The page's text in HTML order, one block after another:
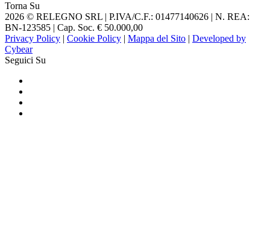
Torna Su
2026 © RELEGNO SRL | P.IVA/C.F.: 01477140626 | N. REA:
BN-123585 | Cap. Soc. € 50.000,00
Privacy Policy | Cookie Policy | Mappa del Sito | Developed by
Cybear
Seguici Su